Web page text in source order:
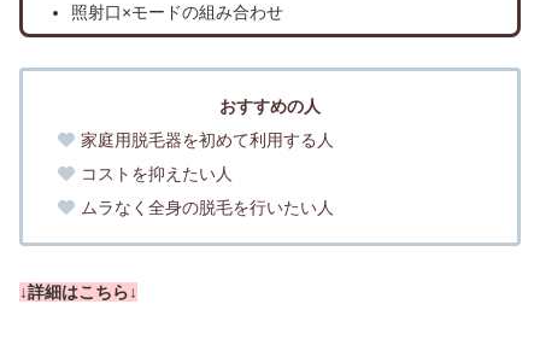
照射口×モードの組み合わせ
おすすめの人
家庭用脱毛器を初めて利用する人
コストを抑えたい人
ムラなく全身の脱毛を行いたい人
↓詳細はこちら↓